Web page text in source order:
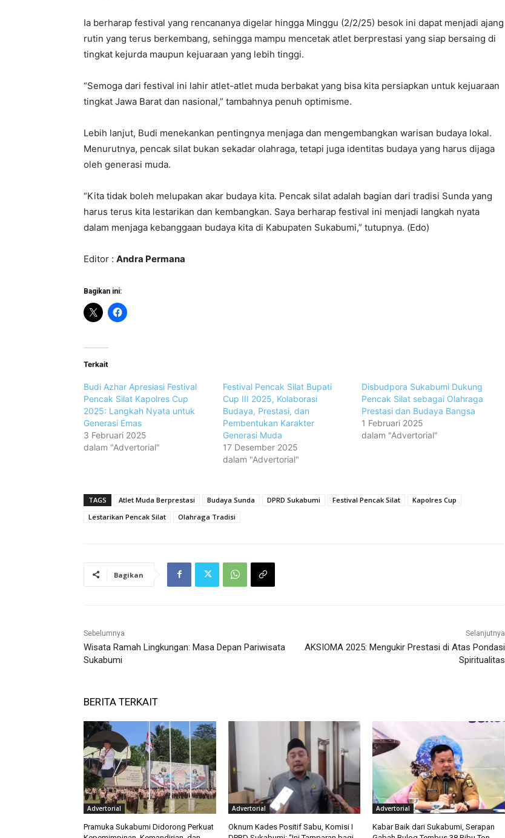
Ia berharap festival yang rencananya digelar hingga Minggu (2/2/25) besok ini dapat menjadi ajang
rutin yang terus berkembang, sehingga mampu mencetak atlet berprestasi yang siap bersaing di
tingkat kejurda maupun kejuaraan yang lebih tinggi.
“Semoga dari festival ini lahir atlet-atlet muda berbakat yang bisa kita persiapkan untuk kejuaraan
tingkat Jawa Barat dan nasional,” tambahnya penuh optimisme.
Lebih lanjut, Budi menekankan pentingnya menjaga dan mengembangkan warisan budaya lokal.
Menurutnya, pencak silat bukan sekadar olahraga, tetapi juga identitas budaya yang harus dijaga
oleh generasi muda.
“Kita tidak boleh melupakan akar budaya kita. Pencak silat adalah bagian dari tradisi Sunda yang
harus terus kita lestarikan dan kembangkan. Saya berharap festival ini menjadi langkah nyata
dalam menjaga kebanggaan budaya kita di Kabupaten Sukabumi,” tutupnya. (Edo)
Editor : Andra Permana
Bagikan ini:
Terkait
Budi Azhar Apresiasi Festival
Pencak Silat Kapolres Cup
2025: Langkah Nyata untuk
Generasi Emas
3 Februari 2025
dalam "Advertorial"
Festival Pencak Silat Bupati
Cup III 2025, Kolaborasi
Budaya, Prestasi, dan
Pembentukan Karakter
Generasi Muda
17 Desember 2025
dalam "Advertorial"
Disbudpora Sukabumi Dukung
Pencak Silat sebagai Olahraga
Prestasi dan Budaya Bangsa
1 Februari 2025
dalam "Advertorial"
TAGS Atlet Muda Berprestasi Budaya Sunda DPRD Sukabumi Festival Pencak Silat
Kapolres Cup
Lestarikan Pencak Silat
Olahraga Tradisi
Bagikan
Sebelumnya
Wisata Ramah Lingkungan: Masa Depan Pariwisata
Sukabumi
Selanjutnya
AKSIOMA 2025: Mengukir Prestasi di Atas Pondasi
Spiritualitas
BERITA TERKAIT
Advertorial
Pramuka Sukabumi Didorong Perkuat
Advertorial
Oknum Kades Positif Sabu, Komisi I
Advertorial
Kabar Baik dari Sukabumi, Serapan